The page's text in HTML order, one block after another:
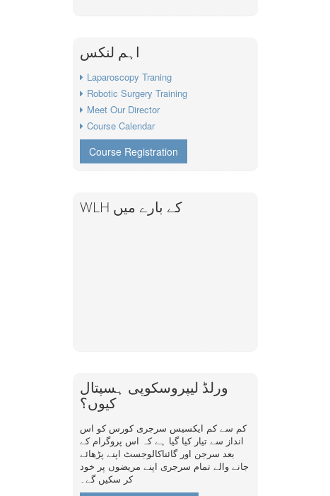
اہم لنکس
Laparoscopy Traning
Robotic Surgery Training
Meet Our Director
Course Calendar
Course Registration
WLH کے بارے میں
ورلڈ لیپروسکوپی ہسپتال
کیوں؟
کم سے کم ایکسیس سرجری کورس کو اس
انداز سے تیار کیا گیا ہے کہ اس پروگرام کے
بعد سرجن اور گائناکالوجسٹ اپنے پڑھائے
جانے والے تمام سرجری اپنے مریضوں پر خود
کر سکیں گے۔